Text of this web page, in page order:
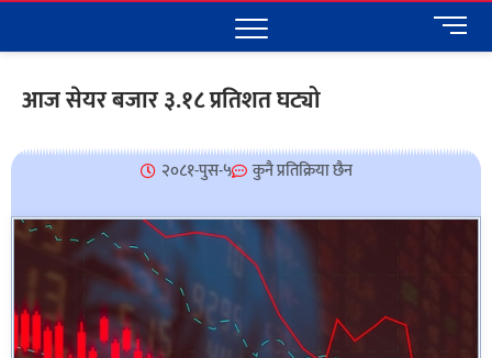
M
e
u
o
आज सेयर बजार ३.१८ प्रतिशत घट्यो
२०८१-पुस-५ कुनै प्रतिक्रिया छैन